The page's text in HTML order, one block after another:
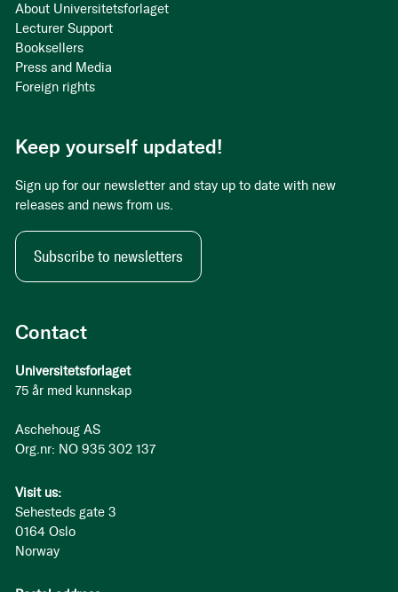
Contact
Universitetsforlaget
75 år med kunnskap
Aschehoug AS
Org.nr: NO 935 302 137
Visit us:
Sehesteds gate 3
0164 Oslo
Norway
About Universitetsforlaget
Lecturer Support
Booksellers
Press and Media
Foreign rights
Keep yourself updated!
Sign up for our newsletter and stay up to date with new
releases and news from us.
Subscribe to newsletters